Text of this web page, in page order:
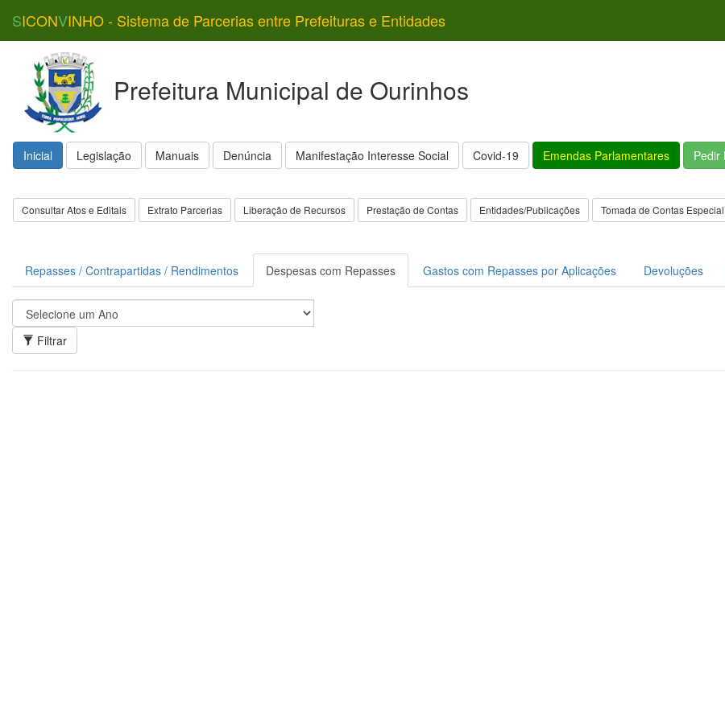
SICONVINHO - Sistema de Parcerias entre Prefeituras e Entidades
Prefeitura Municipal de Ourinhos
Inicial Legislação Manuais Denúncia Manifestação Interesse Social Covid-19 Emendas Parlamentares Pedir
Consultar Atos e Editais Extrato Parcerias Liberação de Recursos Prestação de Contas Entidades/Publicações Tomada de Contas Especial
Repasses / Contrapartidas / Rendimentos Despesas com Repasses Gastos com Repasses por Aplicações Devoluções
Filtrar